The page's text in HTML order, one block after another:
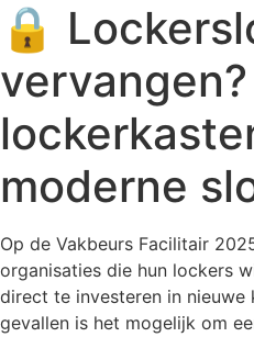
🔒
moderne
Op de Vakbeurs Facilitair
organisaties die hun lockers
direct te investeren in nieuwe
gevallen is het mogelijk om